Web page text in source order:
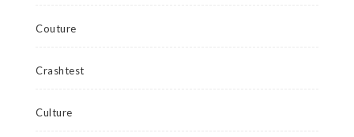
Couture
Crashtest
Culture